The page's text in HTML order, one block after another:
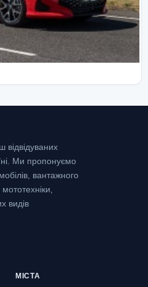
відвідуваних
Ми пропонуємо
вантажного
видів
МІСТА